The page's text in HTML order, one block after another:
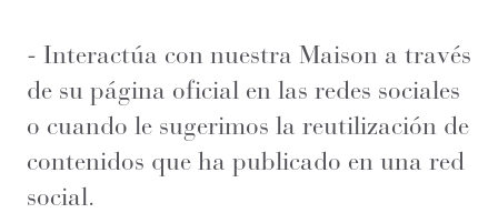
- Interactúa con nuestra Maison a través
de su página oficial en las redes sociales
o cuando le sugerimos la reutilización de
contenidos que ha publicado en una red
social.